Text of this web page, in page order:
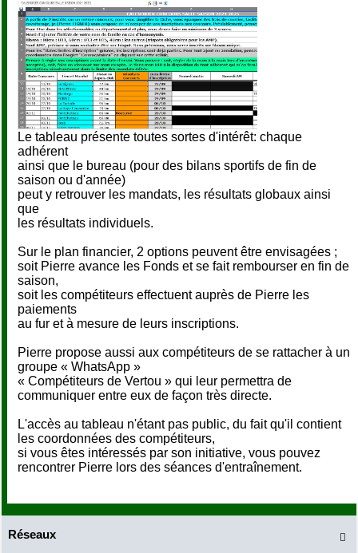
Le tableau présente toutes sortes d'intérêt: chaque
adhérent
ainsi que le bureau (pour des bilans sportifs de fin de
saison ou d'année)
peut y retrouver les mandats, les résultats globaux ainsi
que
les résultats individuels.
Sur le plan financier, 2 options peuvent être envisagées ;
soit Pierre avance les Fonds et se fait rembourser en fin de
saison,
soit les compétiteurs effectuent auprès de Pierre les
paiements
au fur et à mesure de leurs inscriptions.
Pierre propose aussi aux compétiteurs de se rattacher à un
groupe « WhatsApp »
« Compétiteurs de Vertou » qui leur permettra de
communiquer entre eux de façon très directe.
L'accès au tableau n'étant pas public, du fait qu'il contient
les coordonnées des compétiteurs,
si vous êtes intéressés par son initiative, vous pouvez
rencontrer Pierre lors des séances d'entraînement.

Réseaux